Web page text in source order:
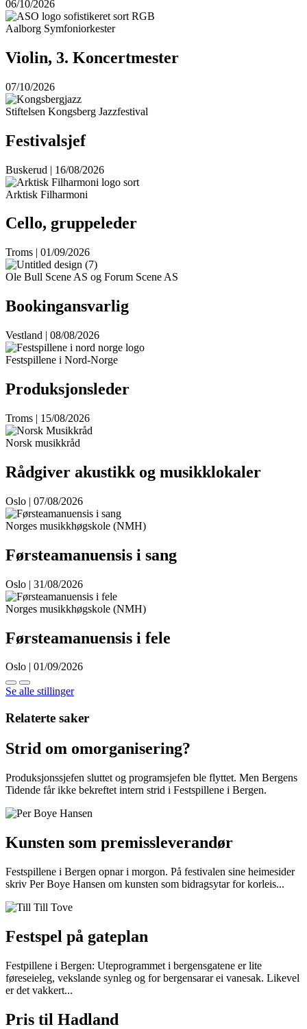
06/10/2026
Aalborg Symfoniorkester
Violin, 3. Koncertmester
07/10/2026
Stiftelsen Kongsberg Jazzfestival
Festivalsjef
Buskerud | 16/08/2026
Arktisk Filharmoni
Cello, gruppeleder
Troms | 01/09/2026
Ole Bull Scene AS og Forum Scene AS
Bookingansvarlig
Vestland | 08/08/2026
Festspillene i Nord-Norge
Produksjonsleder
Troms | 15/08/2026
Norsk musikkråd
Rådgiver akustikk og musikklokaler
Oslo | 07/08/2026
Norges musikkhøgskole (NMH)
Førsteamanuensis i sang
Oslo | 31/08/2026
Norges musikkhøgskole (NMH)
Førsteamanuensis i fele
Oslo | 01/09/2026
Se alle stillinger
Relaterte saker
Strid om omorganisering?
Produksjonssjefen sluttet og programsjefen ble flyttet. Men Bergens
Tidende får ikke bekreftet intern strid i Festspillene i Bergen.
Kunsten som premissleverandør
Festspillene i Bergen opnar i morgon. På festivalen sine heimesider
skriv Per Boye Hansen om kunsten som bidragsytar for korleis...
Festspel på gateplan
Festpillene i Bergen: Uteprogrammet i bergensgatene er lite
føreseieleg, vekslande synleg og for bergensarar ei vanesak. Likevel
er det vakkert...
Pris til Hadland